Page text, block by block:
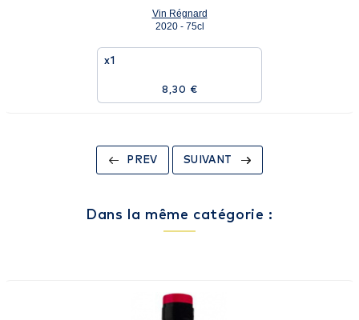
Vin Régnard
2020 - 75cl
x1
8,30 €
PREV SUIVANT
Dans la même catégorie :